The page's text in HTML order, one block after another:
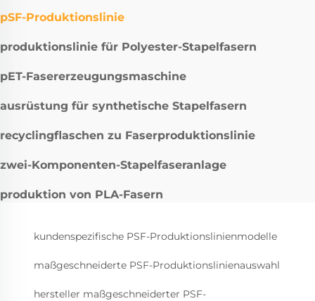
pSF-Produktionslinie
produktionslinie für Polyester-Stapelfasern
pET-Fasererzeugungsmaschine
ausrüstung für synthetische Stapelfasern
recyclingflaschen zu Faserproduktionslinie
zwei-Komponenten-Stapelfaseranlage
produktion von PLA-Fasern
kundenspezifische PSF-Produktionslinienmodelle
maßgeschneiderte PSF-Produktionslinienauswahl
hersteller maßgeschneiderter PSF-